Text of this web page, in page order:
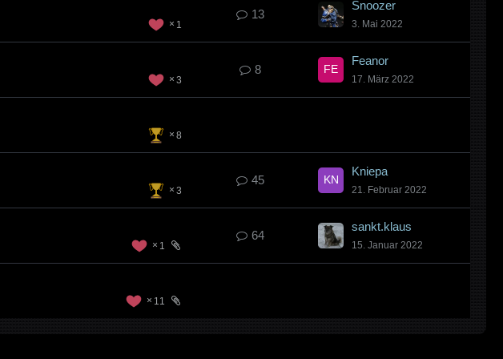
1
13
Snoozer
3. Mai 2022
3
8
Feanor
17. März 2022
8
3
45
Kniepa
21. Februar 2022
1
64
sankt.klaus
15. Januar 2022
11